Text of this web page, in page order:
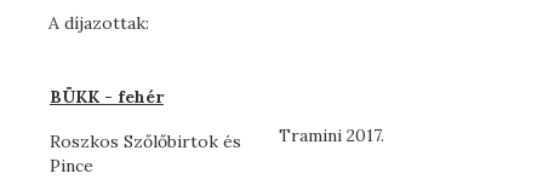
A díjazottak:
BÜKK - fehér
Roszkos Szőlőbirtok és
Pince
Tramini 2017.